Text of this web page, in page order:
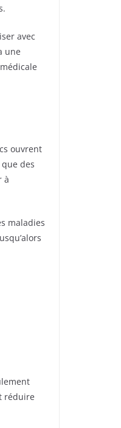
avec
une
ouvrent
des
à
maladies
réduire